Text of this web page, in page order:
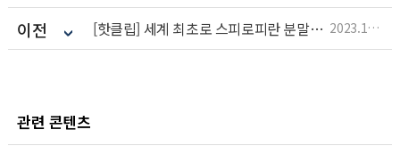
이전 [핫클립] 세계 최초로 스피로피란 분말을 만들다 2023.10.26
관련 콘텐츠